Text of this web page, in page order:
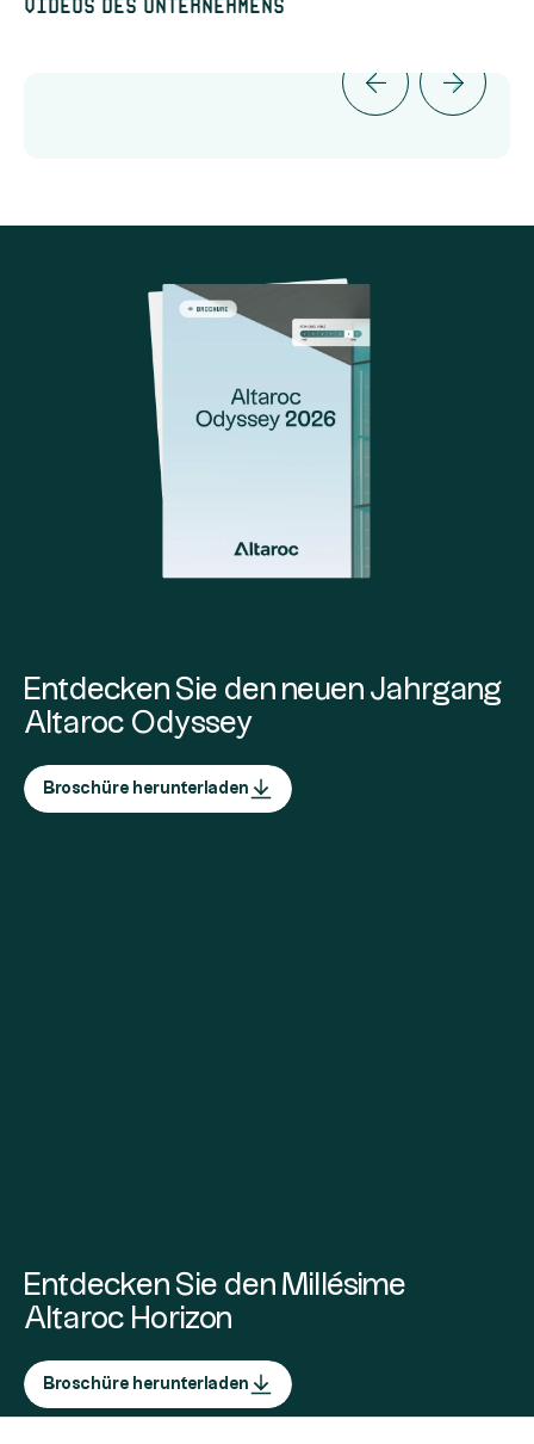
Entdecken Sie den neuen Jahrgang
Altaroc Odyssey
Broschüre herunterladen
Entdecken Sie den Millésime
Altaroc Horizon
Broschüre herunterladen